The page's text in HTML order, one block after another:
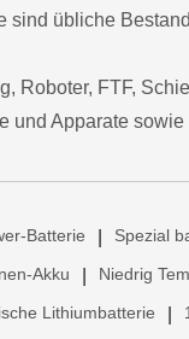
sind übliche
Roboter, FTF,
und Apparate
Batterie Spezial
Akku Niedrig
Lithiumbatterie